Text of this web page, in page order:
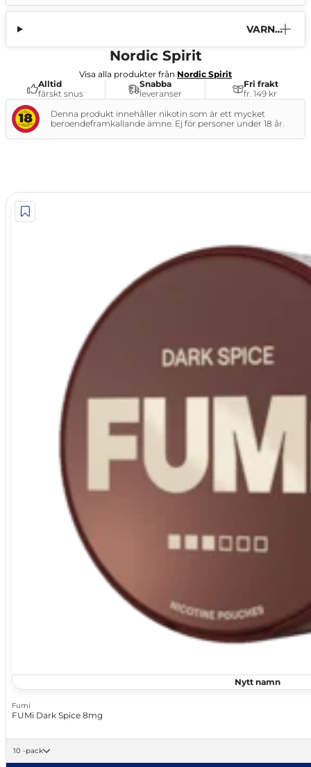
VARNI
Nordic Spirit
Visa alla produkter från Nordic Spirit
Alltid
färskt snus
Snabba
leveranser
Fri frakt
fr. 149 kr
Denna produkt innehåller nikotin som är ett mycket
beroendeframkallande ämne. Ej för personer under 18 år.
Nytt namn
Fumi
FUMi Dark Spice 8mg
10 -pack